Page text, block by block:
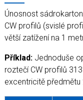
Únosnost
CW profilů (svislé
větší zatížení na 1
Příklad: Jednoduše
roztečí CW profilů
excentricitě předmětu